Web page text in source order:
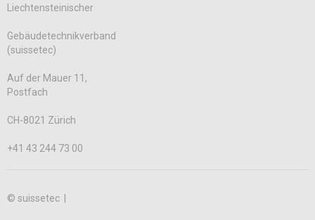
Liechtensteinischer
Gebäudetechnikverband
(suissetec)
Auf der Mauer 11,
Postfach
CH-8021 Zürich
+41 43 244 73 00
© suissetec |